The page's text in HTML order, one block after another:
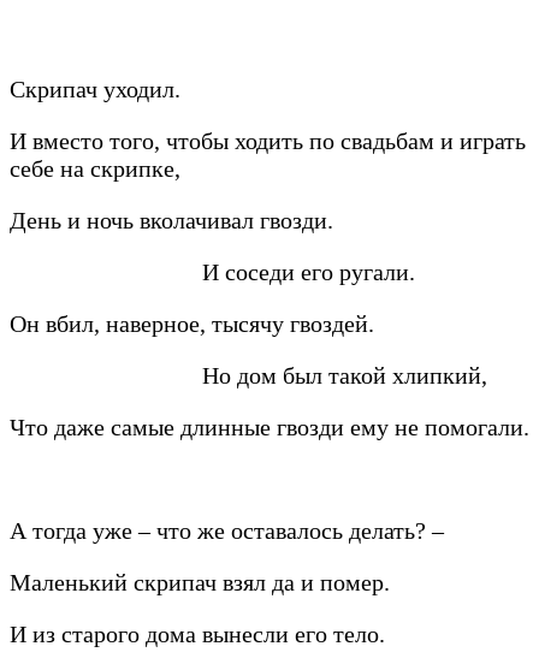
Скрипач уходил.
И вместо того, чтобы ходить по свадьбам и играть
себе на скрипке,
День и ночь вколачивал гвозди.
И соседи его ругали.
Он вбил, наверное, тысячу гвоздей.
Но дом был такой хлипкий,
Что даже самые длинные гвозди ему не помогали.
А тогда уже – что же оставалось делать? –
Маленький скрипач взял да и помер.
И из старого дома вынесли его тело.